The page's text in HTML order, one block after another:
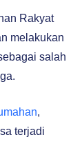
Rakyat
melakukan
salah
,
terjadi